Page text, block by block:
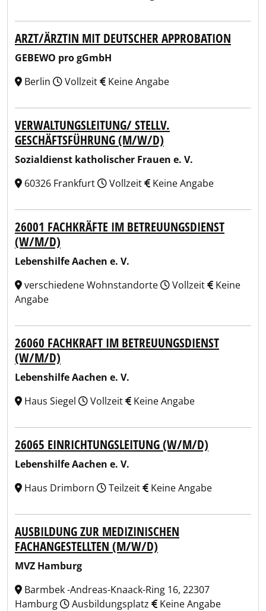
ARZT/ÄRZTIN MIT DEUTSCHER APPROBATION
GEBEWO pro gGmbH
Berlin
Vollzeit Keine Angabe
VERWALTUNGSLEITUNG/ STELLV.
GESCHÄFTSFÜHRUNG (M/W/D)
Sozialdienst katholischer Frauen e. V.
60326 Frankfurt
Vollzeit Keine Angabe
26001 FACHKRÄFTE IM BETREUUNGSDIENST
(W/M/D)
Lebenshilfe Aachen e. V.
verschiedene Wohnstandorte
Vollzeit
Keine
Angabe
26060 FACHKRAFT IM BETREUUNGSDIENST
(W/M/D)
Lebenshilfe Aachen e. V.
Haus Siegel
Vollzeit Keine Angabe
26065 EINRICHTUNGSLEITUNG (W/M/D)
Lebenshilfe Aachen e. V.
Haus Drimborn
Teilzeit Keine Angabe
AUSBILDUNG ZUR MEDIZINISCHEN
FACHANGESTELLTEN (M/W/D)
MVZ Hamburg
Barmbek -Andreas-Knaack-Ring 16, 22307
Hamburg
Ausbildungsplatz Keine Angabe